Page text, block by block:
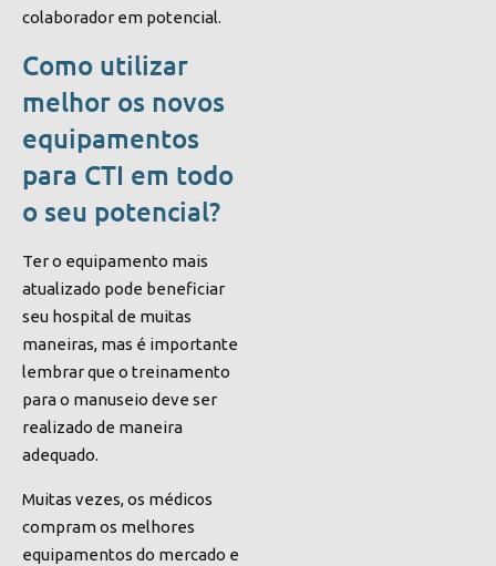
colaborador em potencial.
Como utilizar
melhor os novos
equipamentos
para CTI em todo
o seu potencial?
Ter o equipamento mais
atualizado pode beneficiar
seu hospital de muitas
maneiras, mas é importante
lembrar que o treinamento
para o manuseio deve ser
realizado de maneira
adequado.
Muitas vezes, os médicos
compram os melhores
equipamentos do mercado e